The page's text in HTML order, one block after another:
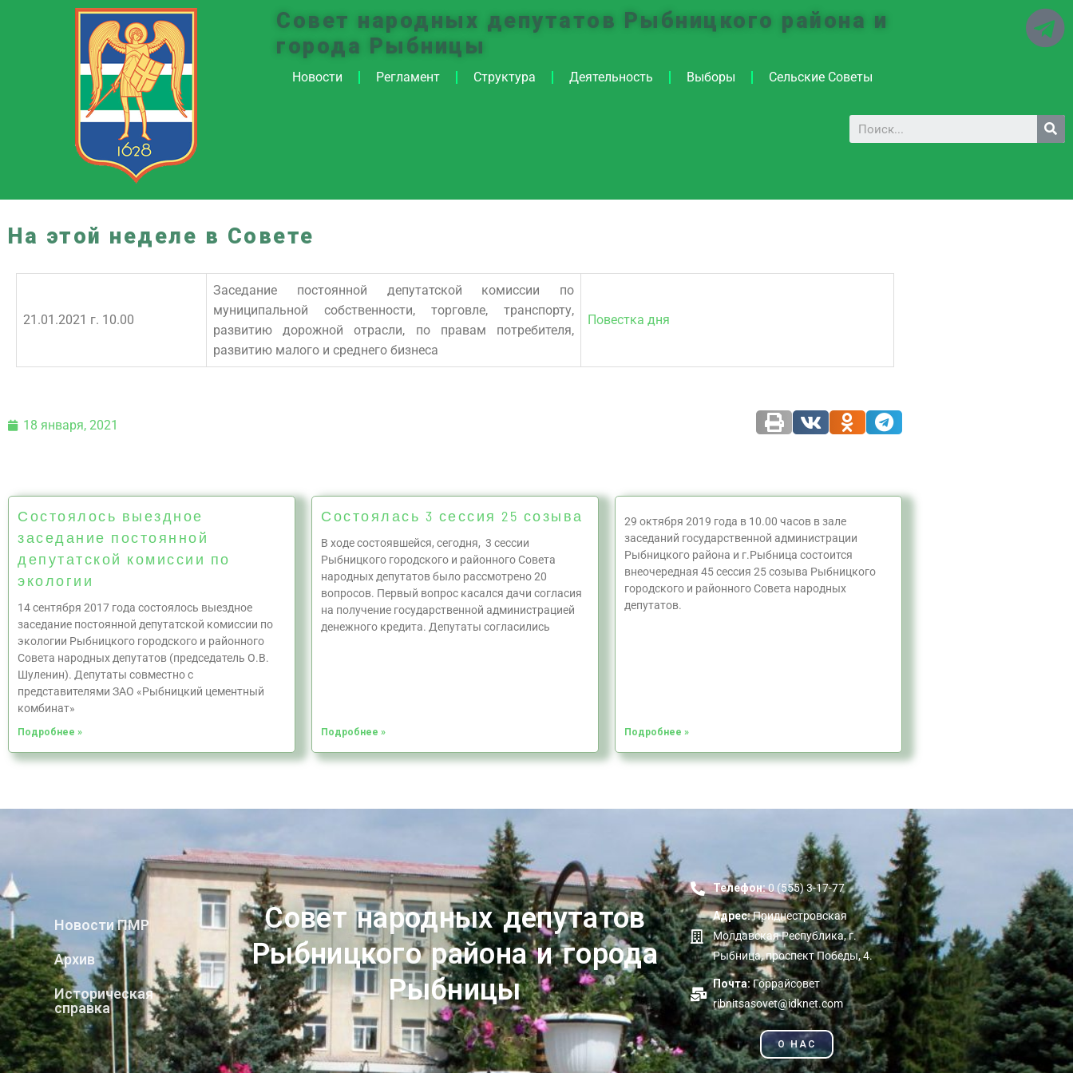
Совет народных депутатов Рыбницкого района и
города Рыбницы
Новости Регламент Структура Деятельность Выборы Сельские Советы
На этой неделе в Совете
21.01.2021 г. 10.00
Заседание постоянной депутатской комиссии по
муниципальной собственности, торговле, транспорту,
развитию дорожной отрасли, по правам потребителя,
развитию малого и среднего бизнеса
Повестка дня
18 января, 2021
Состоялось выездное
заседание постоянной
депутатской комиссии по
экологии
14 сентября 2017 года состоялось выездное
заседание постоянной депутатской комиссии по
экологии Рыбницкого городского и районного
Совета народных депутатов (председатель О.В.
Шуленин). Депутаты совместно с
представителями ЗАО «Рыбницкий цементный
комбинат»
Подробнее »
Состоялась 3 сессия 25 созыва
В ходе состоявшейся, сегодня, 3 сессии
Рыбницкого городского и районного Совета
народных депутатов было рассмотрено 20
вопросов. Первый вопрос касался дачи согласия
на получение государственной администрацией
денежного кредита. Депутаты согласились
Подробнее »
29 октября 2019 года в 10.00 часов в зале
заседаний государственной администрации
Рыбницкого района и г.Рыбница состоится
внеочередная 45 сессия 25 созыва Рыбницкого
городского и районного Совета народных
депутатов.
Подробнее »
Новости ПМР
Архив
Историческая
справка
Совет народных депутатов
Рыбницкого района и города
Рыбницы
Телефон:0 (555) 3-17-77
Адрес:Приднестровская
Молдавская Республика, г.
Рыбница, проспект Победы, 4.
Почта:Горрайсовет
ribnitsasovet@idknet.com
О НАС